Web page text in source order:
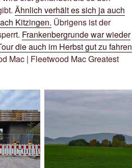
Ähnlich verhält es sich ja auch
Kitzingen. Übrigens ist der
Frankenbergrunde war wieder
die auch im Herbst gut zu fahren
Mac | Fleetwood Mac Greatest